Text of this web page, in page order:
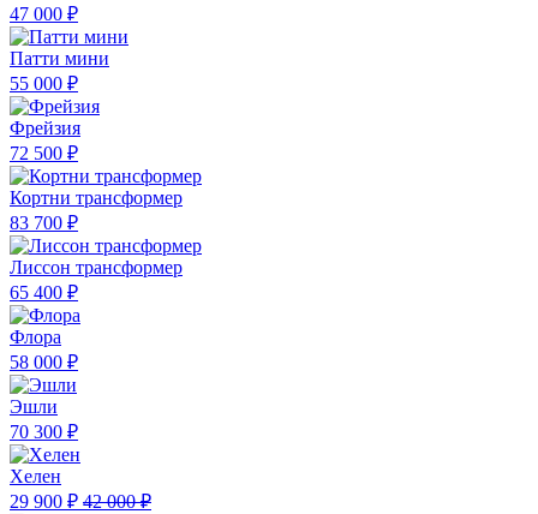
47 000 ₽
Патти мини
55 000 ₽
Фрейзия
72 500 ₽
Кортни трансформер
83 700 ₽
Лиссон трансформер
65 400 ₽
Флора
58 000 ₽
Эшли
70 300 ₽
Хелен
29 900 ₽ 42 000 ₽